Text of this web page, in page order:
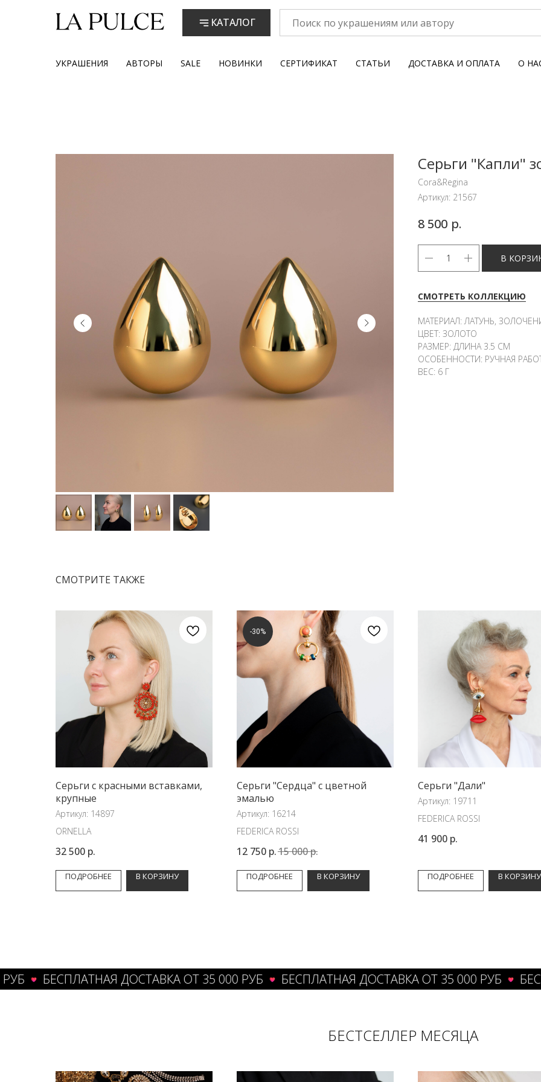
КАТАЛОГ
УКРАШЕНИЯ АВТОРЫ SALE НОВИНКИ СЕРТИФИКАТ СТАТЬИ ДОСТАВКА И ОПЛАТА О
Серьги "Капли"
Cora&Regina
Артикул: 21567
8 500 р.
В
СМОТРЕТЬ КОЛЛЕКЦИЮ
МАТЕРИАЛ: ЛАТУНЬ,
ЦВЕТ: ЗОЛОТО
РАЗМЕР: ДЛИНА 3.5 СМ
ОСОБЕННОСТИ: РУЧНАЯ
ВЕС: 6 Г
СМОТРИТЕ ТАКЖЕ
Серьги с красными вставками,
крупные
Артикул: 14897
ORNELLA
32 500 р.
ПОДРОБНЕЕ В КОРЗИНУ
-30%
Серьги "Сердца" с цветной
эмалью
Артикул: 16214
FEDERICA ROSSI
12 750 р.15 000р.
ПОДРОБНЕЕ В КОРЗИНУ
Серьги "Дали"
Артикул: 19711
FEDERICA ROSSI
41 900 р.
ПОДРОБНЕЕ В КОРЗИНУ
БЕСПЛАТНАЯ ДОСТАВКА ОТ 35 000 РУБ БЕСПЛАТНАЯ ДОСТАВКА ОТ 35 000 РУБ
БЕСТСЕЛЛЕР МЕСЯЦА